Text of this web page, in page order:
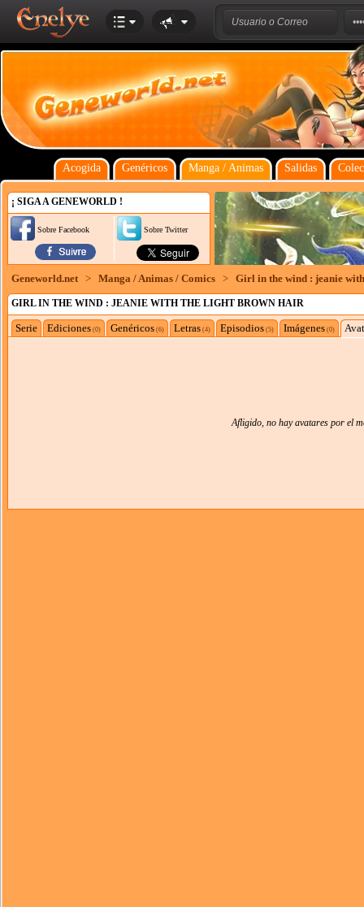
Acogida Genéricos Manga / Animas Salidas
¡ SIGA A GENEWORLD !
Sobre Facebook Sobre Twitter
Geneworld.net > Manga / Animas / Comics > Girl in the wind : jeanie
GIRL IN THE WIND : JEANIE WITH THE LIGHT BROWN HAIR
Serie Ediciones (0) Genéricos (6) Letras (4) Episodios (5) Imágenes (0)
Afligido, no hay avatares por el